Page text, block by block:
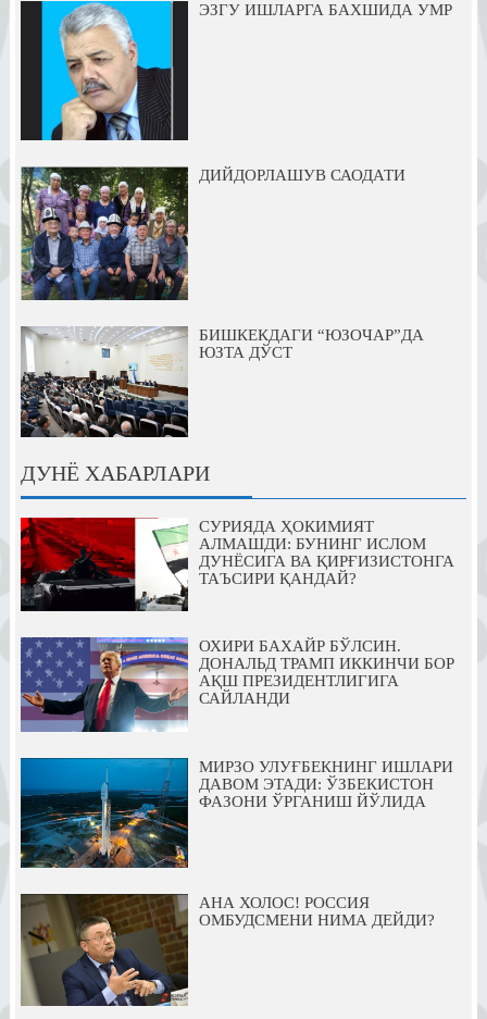
ЭЗГУ ИШЛАРГА БАХШИДА УМР
ДИЙДОРЛАШУВ САОДАТИ
БИШКЕКДАГИ “ЮЗОЧАР”ДА
ЮЗТА ДЎСТ
ДУНЁ ХАБАРЛАРИ
СУРИЯДА ҲОКИМИЯТ
АЛМАШДИ: БУНИНГ ИСЛОМ
ДУНЁСИГА ВА ҚИРҒИЗИСТОНГА
ТАЪСИРИ ҚАНДАЙ?
ОХИРИ БАХАЙР БЎЛСИН.
ДОНАЛЬД ТРАМП ИККИНЧИ БОР
АҚШ ПРЕЗИДЕНТЛИГИГА
САЙЛАНДИ
МИРЗО УЛУҒБЕКНИНГ ИШЛАРИ
ДАВОМ ЭТАДИ: ЎЗБЕКИСТОН
ФАЗОНИ ЎРГАНИШ ЙЎЛИДА
АНА ХОЛОС! РОССИЯ
ОМБУДСМЕНИ НИМА ДЕЙДИ?